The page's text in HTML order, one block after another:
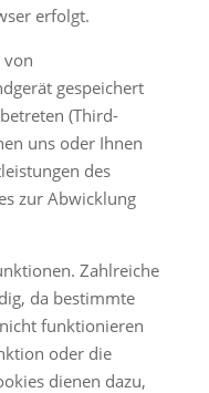
erfolgt.
von
gespeichert
(Third-
uns oder Ihnen
des
zur Abwicklung
Zahlreiche
da bestimmte
funktionieren
oder die
dienen dazu,